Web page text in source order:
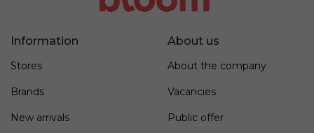
Information
Stores
Brands
New arrivals
About us
About the company
Vacancies
Public offer